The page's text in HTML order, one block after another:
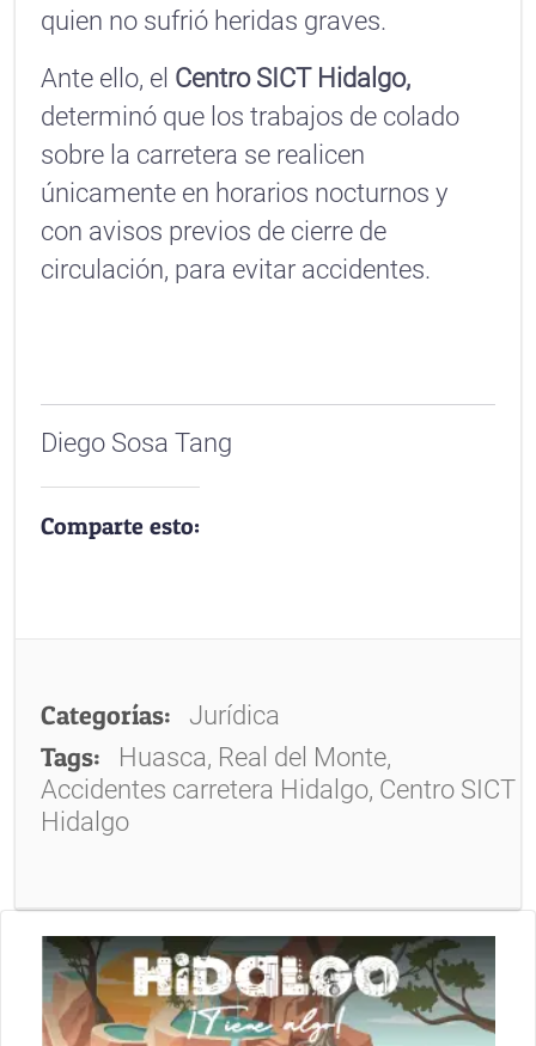
quien no sufrió heridas graves.
Ante ello, el Centro SICT Hidalgo,
determinó que los trabajos de colado
sobre la carretera se realicen
únicamente en horarios nocturnos y
con avisos previos de cierre de
circulación, para evitar accidentes.
Diego Sosa Tang
Comparte esto:
Categorías: Jurídica
Tags:
Huasca, Real del Monte,
Accidentes carretera Hidalgo, Centro SICT
Hidalgo